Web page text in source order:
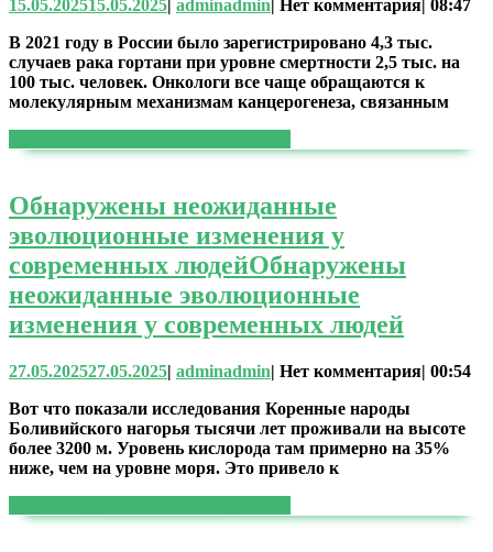
15.05.202515.05.2025| adminadmin| Нет комментария| 08:47
В 2021 году в России было зарегистрировано 4,3 тыс.
случаев рака гортани при уровне смертности 2,5 тыс. на
100 тыс. человек. Онкологи все чаще обращаются к
молекулярным механизмам канцерогенеза, связанным
Обнаружены неожиданные
эволюционные изменения у
современных людейОбнаружены
неожиданные эволюционные
изменения у современных людей
27.05.202527.05.2025| adminadmin| Нет комментария| 00:54
Вот что показали исследования Коренные народы
Боливийского нагорья тысячи лет проживали на высоте
более 3200 м. Уровень кислорода там примерно на 35%
ниже, чем на уровне моря. Это привело к